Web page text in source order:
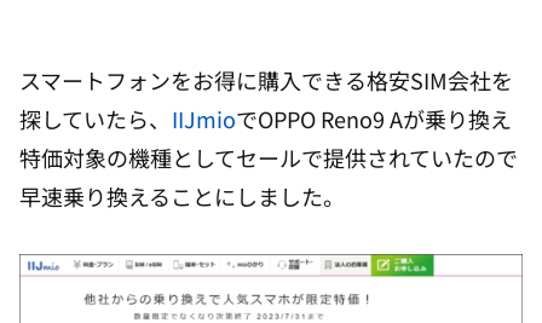
スマートフォンをお得に購入できる格安SIM会社を
探していたら、 IIJmioでOPPO Reno9 Aが乗り換え
特価対象の機種としてセールで提供されていたので
早速乗り換えることにしました。